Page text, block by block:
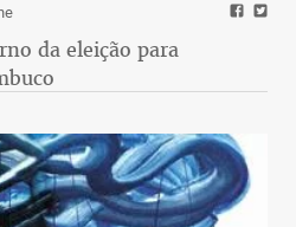
da eleição para